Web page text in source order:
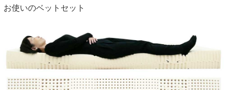
お使いのベットセット